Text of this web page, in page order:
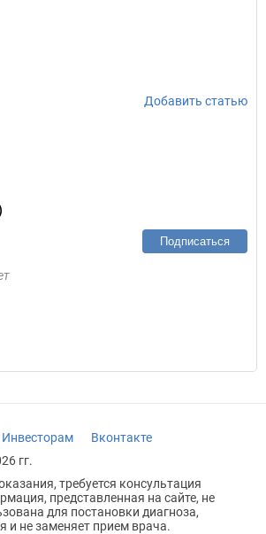
Добавить статью
Подписаться
Инвесторам
Вконтакте
гг.
требуется консультация
представленная на сайте, не
для постановки диагноза,
и не заменяет прием врача.